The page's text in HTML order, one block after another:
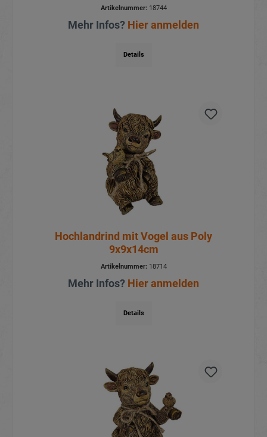
Artikelnummer:18744
Mehr Infos? Hier anmelden
Details
Hochlandrind mit Vogel aus Poly
9x9x14cm
Artikelnummer:18714
Mehr Infos? Hier anmelden
Details